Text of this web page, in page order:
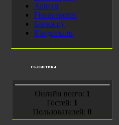
Auto.ru
Financeportal
Банки.ру
Кредиты.ru
статистика
Онлайн всего: 1
Гостей: 1
Пользователей: 0